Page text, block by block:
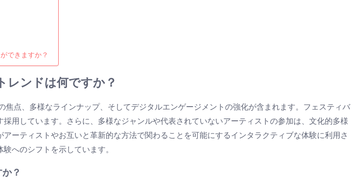
できますか？
レンドは何ですか？
点、多様なラインナップ、そしてデジタルエンゲージメントの強化が含まれます。フェスティバ
用しています。さらに、多様なジャンルや代表されていないアーティストの参加は、文化的多様
ーティストやお互いと革新的な方法で関わることを可能にするインタラクティブな体験に利用さ
へのシフトを示しています。
？